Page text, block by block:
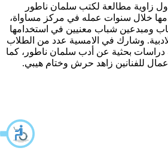
زاوية مطالعة لكتب سلمان ناطور
خلال سنوات عمله في مركز مساواة،
ومبدعين شباب معنيين في استخدامها
وشارك في الامسية عدد من الطلاب
دراسات بحثية عن أدب سلمان ناطور، كما
للفنانين زاهد حرش وختام هيبي.